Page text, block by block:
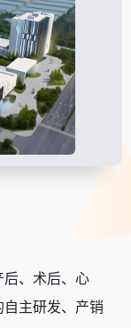
、术后、心
主研发、产销